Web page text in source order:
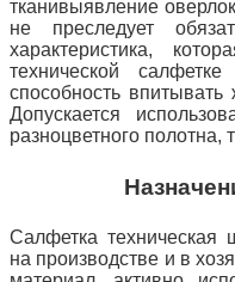
тканивыявление
не преследует
характеристика,
технической
способность
Допускается
разноцветного полотна,
Салфетка техническая
на производстве и в